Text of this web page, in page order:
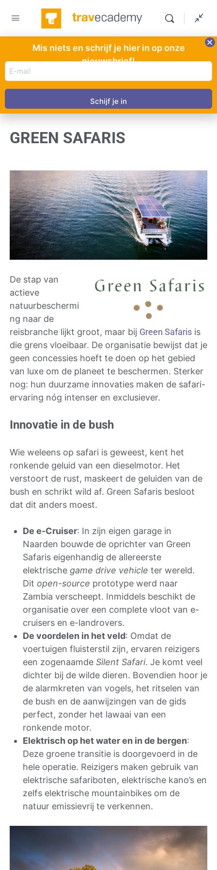
HOOFDSTUK 1VAN 0
GREEN SAFARIS
De stap van
actieve
natuurbeschermi
ng naar de
reisbranche lijkt groot, maar bij Green Safaris is
die grens vloeibaar. De organisatie bewijst dat je
geen concessies hoeft te doen op het gebied
van luxe om de planeet te beschermen. Sterker
nog: hun duurzame innovaties maken de safari-
ervaring nóg intenser en exclusiever.
Innovatie in de bush
Wie weleens op safari is geweest, kent het
ronkende geluid van een dieselmotor. Het
verstoort de rust, maskeert de geluiden van de
bush en schrikt wild af. Green Safaris besloot
dat dit anders moest.
De e-Cruiser: In zijn eigen garage in
Naarden bouwde de oprichter van Green
Safaris eigenhandig de allereerste
elektrische game drive vehicle ter wereld.
Dit open-source prototype werd naar
Zambia verscheept. Inmiddels beschikt de
organisatie over een complete vloot van e-
cruisers en e-landrovers.
De voordelen in het veld: Omdat de
voertuigen fluisterstil zijn, ervaren reizigers
een zogenaamde Silent Safari. Je komt veel
dichter bij de wilde dieren. Bovendien hoor je
de alarmkreten van vogels, het ritselen van
de bush en de aanwijzingen van de gids
perfect, zonder het lawaai van een
ronkende motor.
Elektrisch op het water en in de bergen:
Deze groene transitie is doorgevoerd in de
hele operatie. Reizigers maken gebruik van
elektrische safariboten, elektrische kano’s en
zelfs elektrische mountainbikes om de
natuur emissievrij te verkennen.
Mis niets en schrijf je hier in op onze
nieuwsbrief!
E-
mail
adres